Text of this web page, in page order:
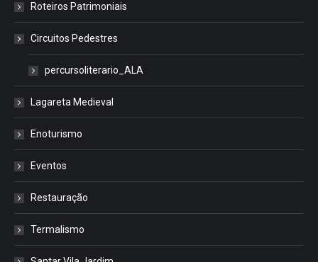
Roteiros Patrimoniais
Circuitos Pedestres
percursoliterario_ALA
Lagareta Medieval
Enoturismo
Eventos
Restauração
Termalismo